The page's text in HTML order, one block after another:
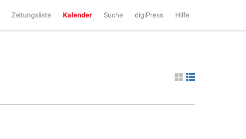
Zeitungsliste Kalender Suche digiPress Hilfe